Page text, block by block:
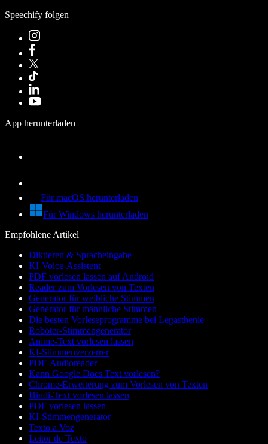
Speechify folgen
App herunterladen
Für macOS herunterladen
Für Windows herunterladen
Empfohlene Artikel
Diktieren & Spracheingabe
KI-Voice-Assistent
PDF vorlesen lassen auf Android
Reader zum Vorlesen von Texten
Generator für weibliche Stimmen
Generator für männliche Stimmen
Die besten Vorleseprogramme bei Legasthenie
Roboter-Stimmengenerator
Anime-Text vorlesen lassen
KI-Stimmenverzerrer
PDF-Audioreader
Kann Google Docs Text vorlesen?
Chrome-Erweiterung zum Vorlesen von Texten
Hindi-Text vorlesen lassen
PDF vorlesen lassen
KI-Stimmengenerator
Texto a Voz
Leitor de Texto